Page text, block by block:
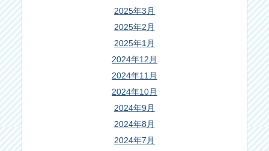
2025年3月
2025年2月
2025年1月
2024年12月
2024年11月
2024年10月
2024年9月
2024年8月
2024年7月